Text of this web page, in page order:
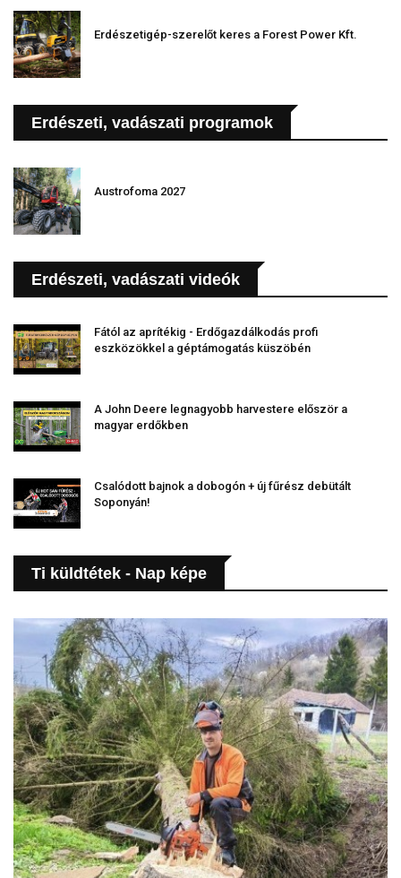
Erdészetigép-szerelőt keres a Forest Power Kft.
Erdészeti, vadászati programok
Austrofoma 2027
Erdészeti, vadászati videók
Fától az aprítékig - Erdőgazdálkodás profi
eszközökkel a géptámogatás küszöbén
A John Deere legnagyobb harvestere először a
magyar erdőkben
Csalódott bajnok a dobogón + új fűrész debütált
Soponyán!
Ti küldtétek - Nap képe